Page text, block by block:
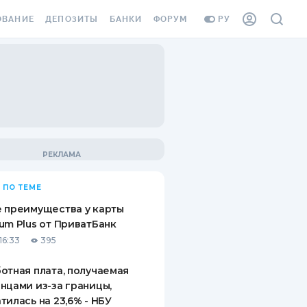
РУ
ВИНЬЕТКА
СОТРУДНИКОВ
ОТ
СЛУЧАЕВ
ДЕПОЗИТЫ
ВОПРОСЫ И ОТВЕТЫ
ПУТЕВОДИТЕЛИ ПО
БАНКИ ФОРУМ
ПО ТЕМЕ
преимущества у карты
Plus от ПриватБанк
395
плата, получаемая
из-за границы,
на 23,6% - НБУ